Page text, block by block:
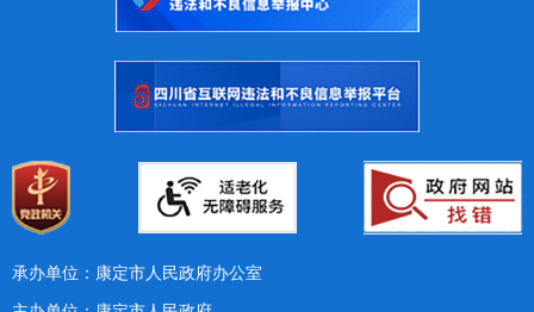
承办单位：康定市人民政府办公室